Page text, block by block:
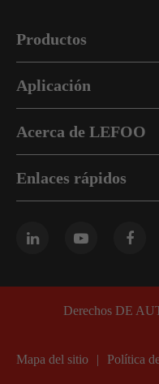
Productos
Aplicación
Acerca de LEFOO
Enlaces rápidos
Derechos DE
Mapa del sitio
| Política